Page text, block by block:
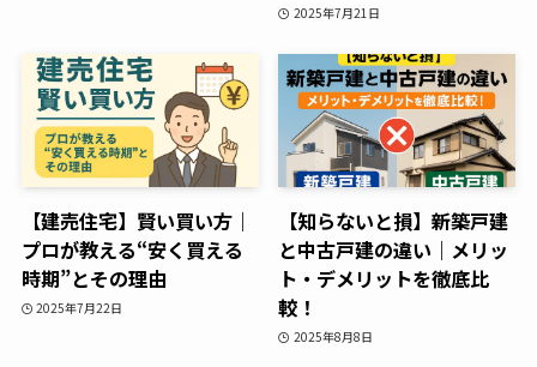
2025年7月21日
【建売住宅】賢い買い方｜
プロが教える“安く買える
時期”とその理由
2025年7月22日
【知らないと損】新築戸建
と中古戸建の違い｜メリッ
ト・デメリットを徹底比
較！
2025年8月8日